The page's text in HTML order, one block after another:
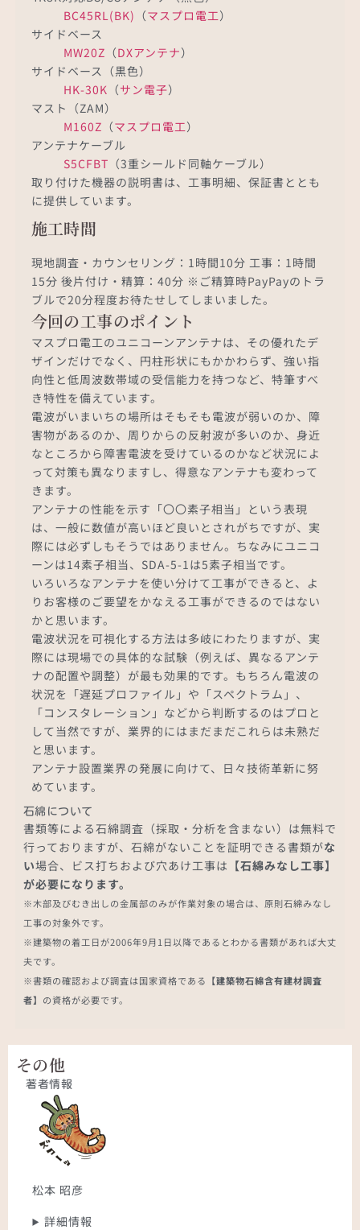
BC45RL(BK) （マスプロ電工）
サイドベース
MW20Z （DXアンテナ）
サイドベース（黒色）
HK-30K （サン電子）
マスト（ZAM）
M160Z （マスプロ電工）
アンテナケーブル
S5CFBT （3重シールド同軸ケーブル）
取り付けた機器の説明書は、工事明細、保証書ととも
に提供しています。
施工時間
現地調査・カウンセリング：1時間10分 工事：1時間
15分 後片付け・精算：40分 ※ご精算時PayPayのトラ
ブルで20分程度お待たせしてしまいました。
今回の工事のポイント
マスプロ電工のユニコーンアンテナは、その優れたデ
ザインだけでなく、円柱形状にもかかわらず、強い指
向性と低周波数帯域の受信能力を持つなど、特筆すべ
き特性を備えています。
電波がいまいちの場所はそもそも電波が弱いのか、障
害物があるのか、周りからの反射波が多いのか、身近
なところから障害電波を受けているのかなど状況によ
って対策も異なりますし、得意なアンテナも変わって
きます。
アンテナの性能を示す「〇〇素子相当」という表現
は、一般に数値が高いほど良いとされがちですが、実
際には必ずしもそうではありません。ちなみにユニコ
ーンは14素子相当、SDA-5-1は5素子相当です。
いろいろなアンテナを使い分けて工事ができると、よ
りお客様のご要望をかなえる工事ができるのではない
かと思います。
電波状況を可視化する方法は多岐にわたりますが、実
際には現場での具体的な試験（例えば、異なるアンテ
ナの配置や調整）が最も効果的です。もちろん電波の
状況を「遅延プロファイル」や「スペクトラム」、
「コンスタレーション」などから判断するのはプロと
して当然ですが、業界的にはまだまだこれらは未熟だ
と思います。
アンテナ設置業界の発展に向けて、日々技術革新に努
めています。
石綿について
書類等による石綿調査（採取・分析を含まない）は無料で
行っておりますが、石綿がないことを証明できる書類がな
い場合、ビス打ちおよび穴あけ工事は 【石綿みなし工事】
が必要になります。
※木部及びむき出しの金属部のみが作業対象の場合は、原則石綿みなし
工事の対象外です。
※建築物の着工日が2006年9月1日以降であるとわかる書類があれば大丈
夫です。
※書類の確認および調査は国家資格である 【建築物石綿含有建材調査
者】 の資格が必要です。
その他
著者情報
松本 昭彦
詳細情報